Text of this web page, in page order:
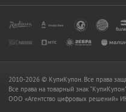
2010-2026 © КупиКупон. Все права
Все права на товарный знак
OOO «Агентство цифровых решений»